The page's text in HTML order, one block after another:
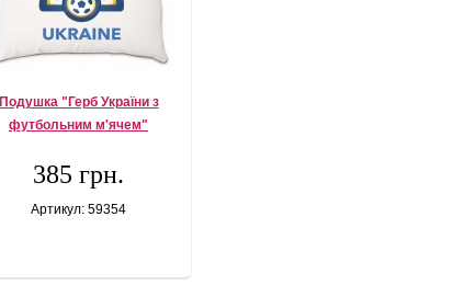
Подушка "Герб України з
футбольним м'ячем"
385 грн.
Артикул: 59354